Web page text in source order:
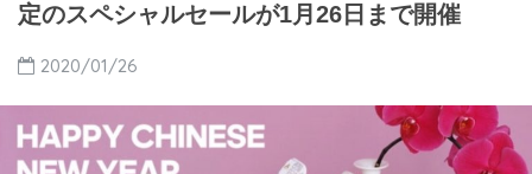
定のスペシャルセールが1月26日まで開催
2020/01/26